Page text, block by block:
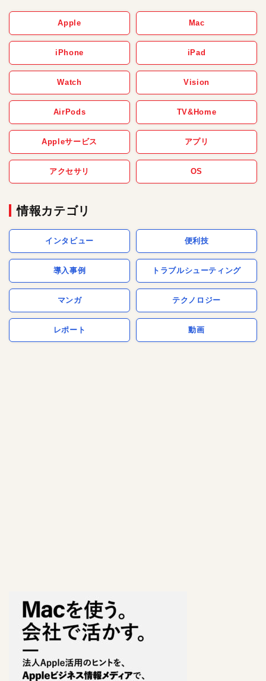
Apple Mac
iPhone iPad
Watch Vision
AirPods TV&Home
Appleサービス アプリ
アクセサリ OS
情報カテゴリ
インタビュー 便利技
導入事例 トラブルシューティング
マンガ テクノロジー
レポート 動画